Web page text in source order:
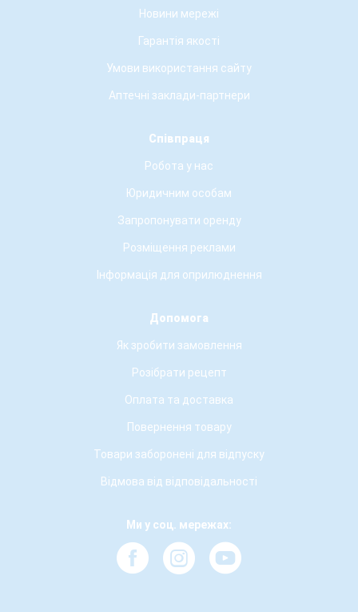
Новини мережі
Гарантія якості
Умови використання сайту
Аптечні заклади-партнери
Співпраця
Робота у нас
Юридичним особам
Запропонувати оренду
Розміщення реклами
Інформація для оприлюднення
Допомога
Як зробити замовлення
Розібрати рецепт
Оплата та доставка
Повернення товару
Товари заборонені для відпуску
Відмова від відповідальності
Ми у соц. мережах: